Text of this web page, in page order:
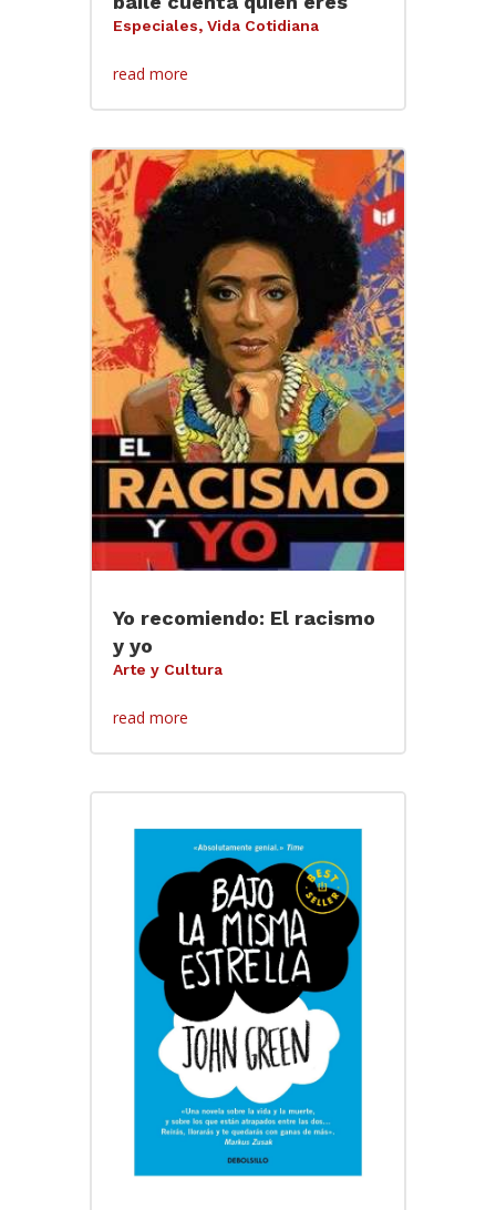
Especiales, Vida Cotidiana
read more
Yo recomiendo: El racismo
y yo
Arte y Cultura
read more